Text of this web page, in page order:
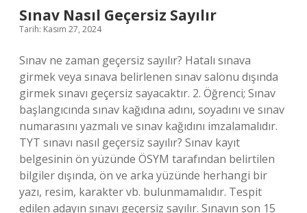
Sınav Nasıl Geçersiz Sayılır
Tarih: Kasım 27, 2024
Sınav ne zaman geçersiz sayılır? Hatalı sınava
girmek veya sınava belirlenen sınav salonu dışında
girmek sınavı geçersiz sayacaktır. 2. Öğrenci; Sınav
başlangıcında sınav kağıdına adını, soyadını ve sınav
numarasını yazmalı ve sınav kağıdını imzalamalıdır.
TYT sınavı nasıl geçersiz sayılır? Sınav kayıt
belgesinin ön yüzünde ÖSYM tarafından belirtilen
bilgiler dışında, ön ve arka yüzünde herhangi bir
yazı, resim, karakter vb. bulunmamalıdır. Tespit
edilen adayın sınavı geçersiz sayılır. Sınavın son 15